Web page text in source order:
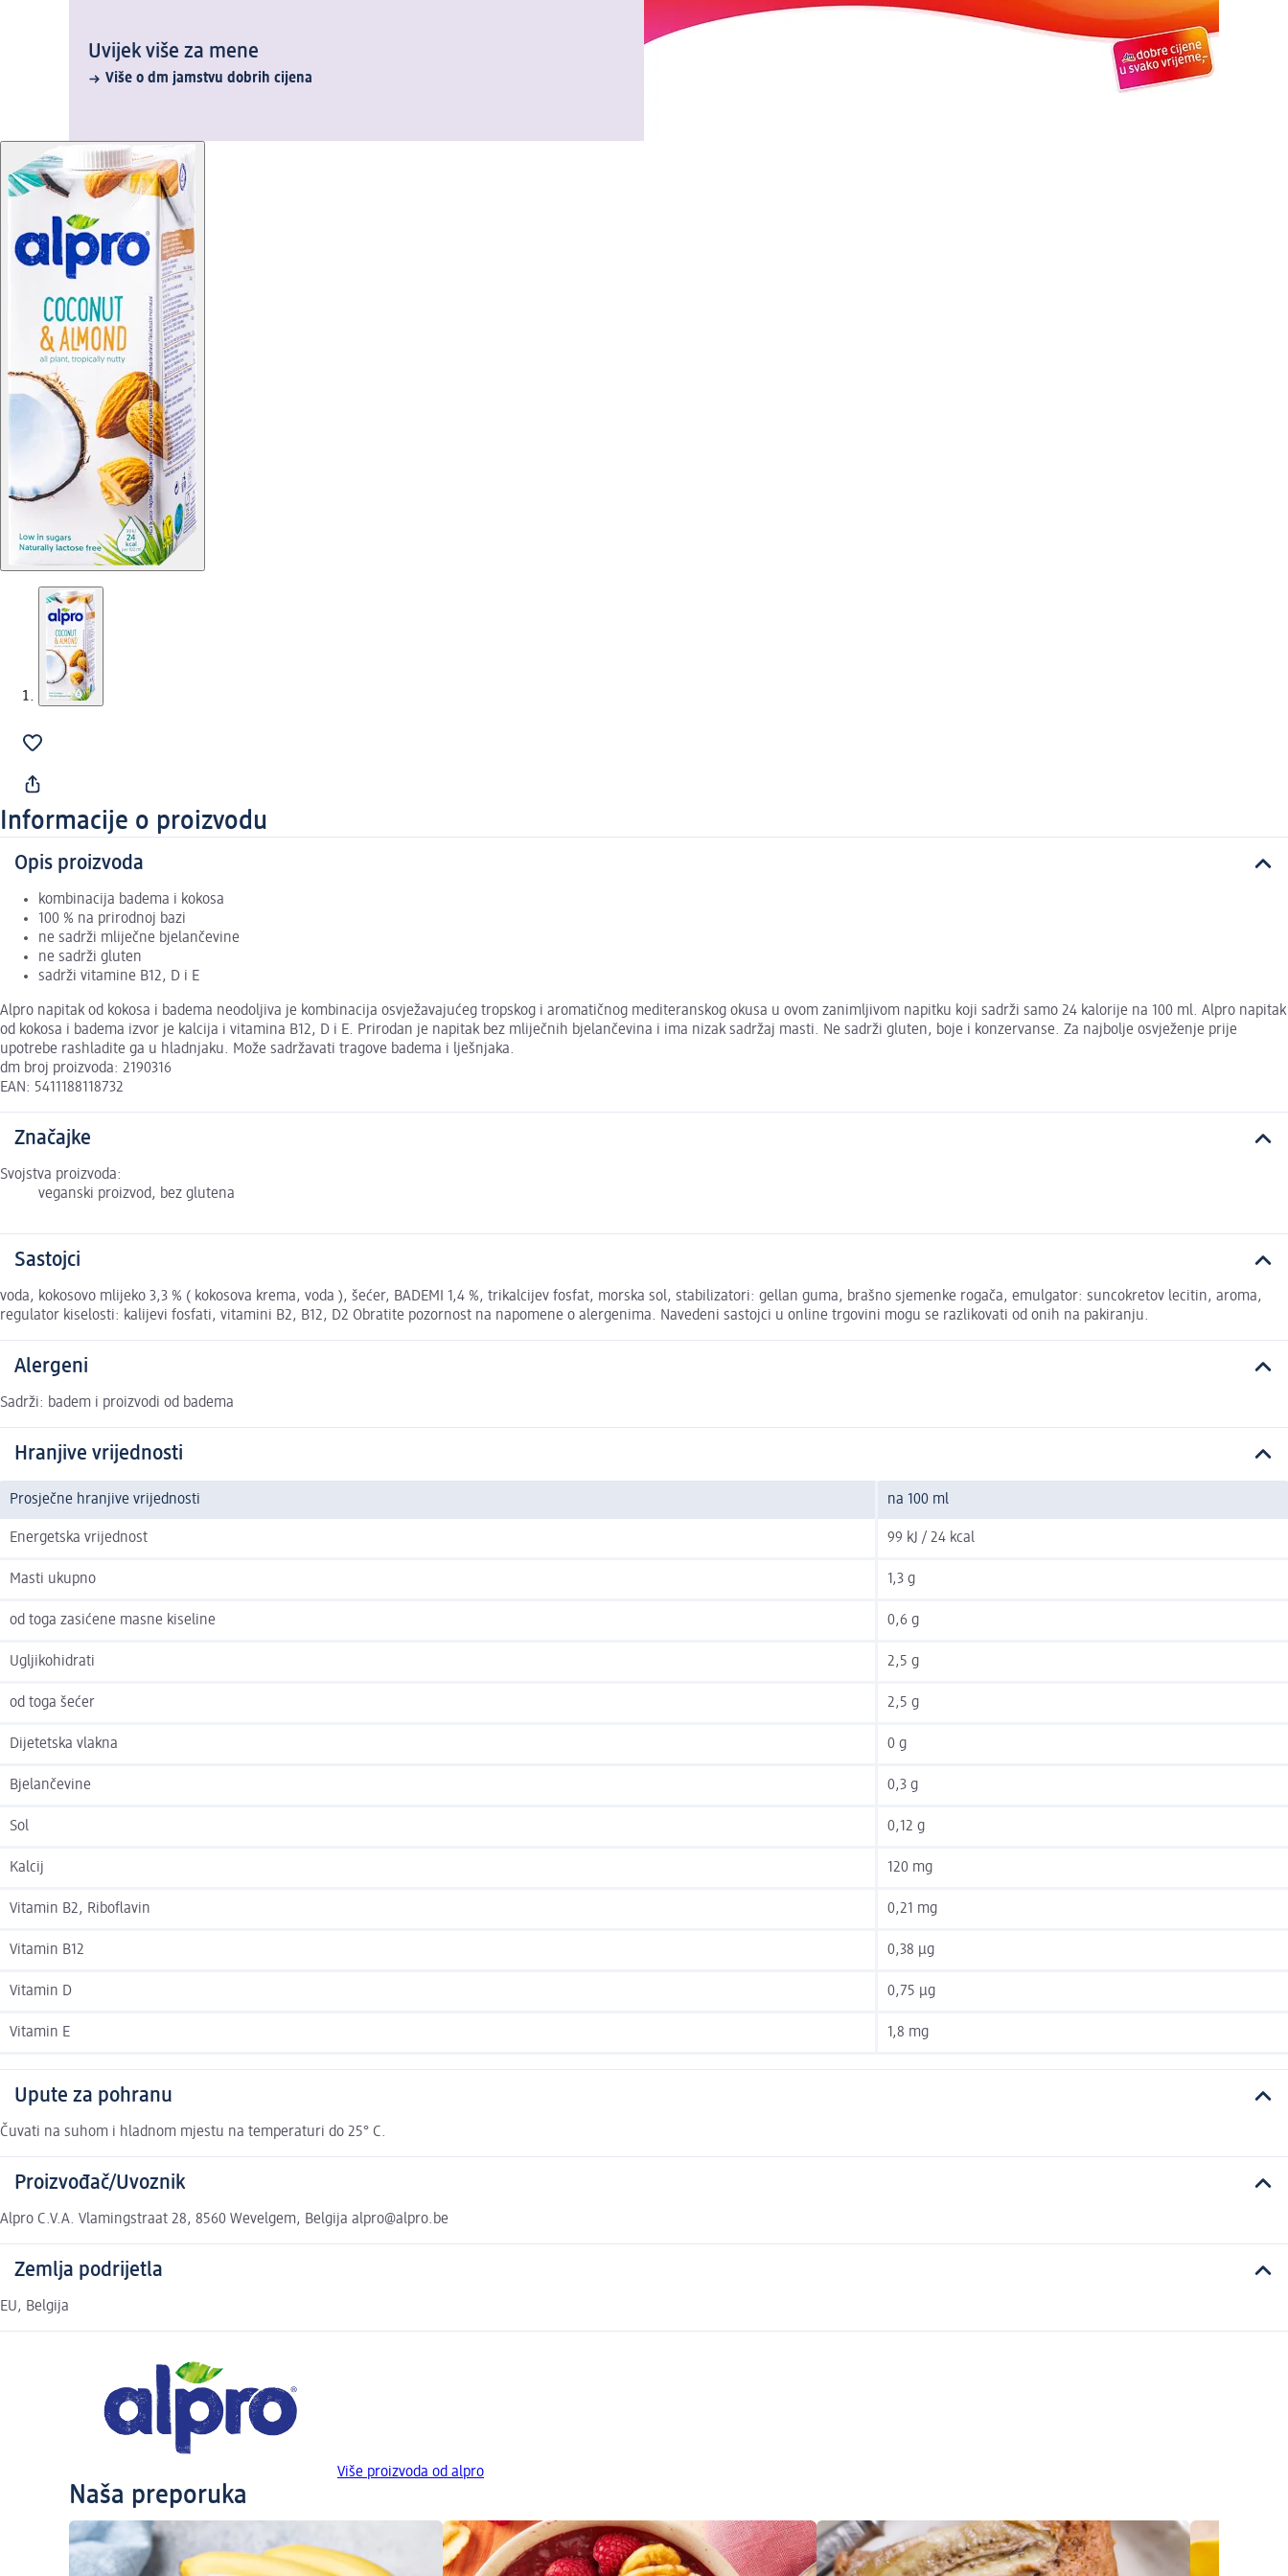
Uvijek više za mene
Više o dm jamstvu dobrih cijena
Informacije o proizvodu
Opis proizvoda
kombinacija badema i kokosa
100 % na prirodnoj bazi
ne sadrži mliječne bjelančevine
ne sadrži gluten
sadrži vitamine B12, D i E
Alpro napitak od kokosa i badema neodoljiva je kombinacija osvježavajućeg tropskog i aromatičnog mediteranskog okusa u ovom zanimljivom napitku koji sadrži samo 24 kalorije na 100 ml. Alpro napitak
od kokosa i badema izvor je kalcija i vitamina B12, D i E. Prirodan je napitak bez mliječnih bjelančevina i ima nizak sadržaj masti. Ne sadrži gluten, boje i konzervanse. Za najbolje osvježenje prije
upotrebe rashladite ga u hladnjaku. Može sadržavati tragove badema i lješnjaka.
dm broj proizvoda: 2190316
EAN: 5411188118732
Značajke
Svojstva proizvoda:
veganski proizvod, bez glutena
Sastojci
voda, kokosovo mlijeko 3,3 % ( kokosova krema, voda ), šećer, BADEMI 1,4 %, trikalcijev fosfat, morska sol, stabilizatori: gellan guma, brašno sjemenke rogača, emulgator: suncokretov lecitin, aroma,
regulator kiselosti: kalijevi fosfati, vitamini B2, B12, D2 Obratite pozornost na napomene o alergenima. Navedeni sastojci u online trgovini mogu se razlikovati od onih na pakiranju.
Alergeni
Sadrži: badem i proizvodi od badema
Hranjive vrijednosti
Prosječne hranjive vrijednosti na 100 ml
Energetska vrijednost 99 kJ / 24 kcal
Masti ukupno 1,3 g
od toga zasićene masne kiseline 0,6 g
Ugljikohidrati 2,5 g
od toga šećer 2,5 g
Dijetetska vlakna 0 g
Bjelančevine 0,3 g
Sol 0,12 g
Kalcij 120 mg
Vitamin B2, Riboflavin 0,21 mg
Vitamin B12 0,38 µg
Vitamin D 0,75 µg
Vitamin E 1,8 mg
Upute za pohranu
Čuvati na suhom i hladnom mjestu na temperaturi do 25° C.
Proizvođač/Uvoznik
Alpro C.V.A. Vlamingstraat 28, 8560 Wevelgem, Belgija alpro@alpro.be
Zemlja podrijetla
EU, Belgija
Više proizvoda od alpro
Naša preporuka